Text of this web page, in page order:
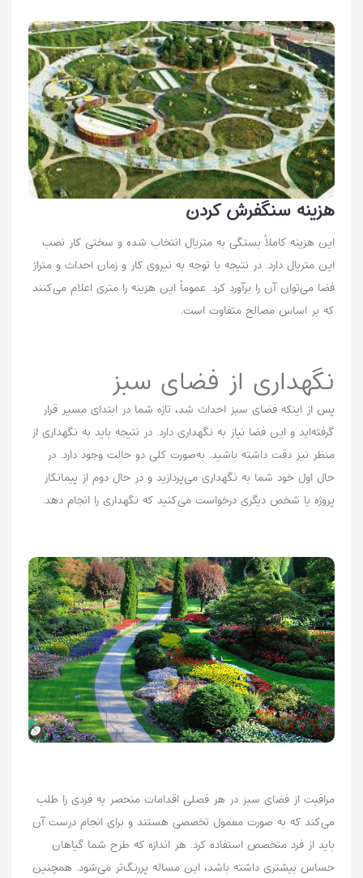
هزینه سنگفرش کردن
این هزینه کاملاً بستگی به متریال انتخاب شده و سختی کار نصب
این متریال دارد. در نتیجه با توجه به نیروی کار و زمان احداث و متراژ
فضا می‌توان آن را برآورد کرد. عموماً این هزینه را متری اعلام می‌کنند
که بر اساس مصالح متفاوت است.
نگهداری از فضای سبز
پس از اینکه فضای سبز احداث شد، تازه شما در ابتدای مسیر قرار
گرفته‌اید و این فضا نیاز به نگهداری دارد. در نتیجه باید به نگهداری از
منظر نیز دقت داشته باشید. به‌صورت کلی دو حالت وجود دارد. در
حال اول خود شما به نگهداری می‌پردازید و در حال دوم از پیمانکار
پروژه یا شخص دیگری درخواست می‌کنید که نگهداری را انجام دهد.
مراقبت از فضای سبز در هر فصلی اقدامات منحصر به‌ فردی را طلب
می‌کند که به‌ صورت معمول تخصصی هستند و برای انجام درست آن
باید از فرد متخصص استفاده کرد. هر اندازه که طرح شما گیاهان
حساس بیشتری داشته باشد، این مساله پررنگ‌تر می‌شود. همچنین